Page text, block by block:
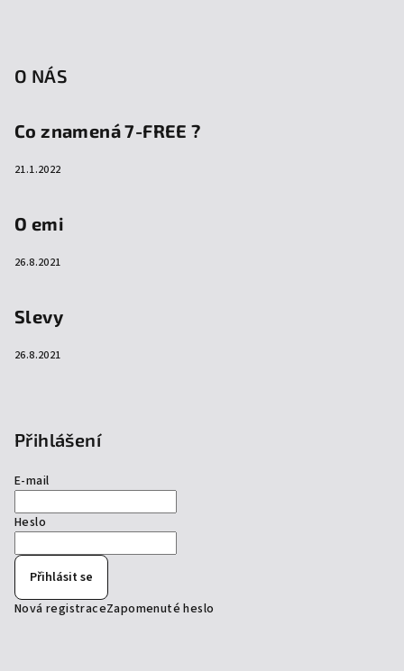
O NÁS
Co znamená 7-FREE ?
21.1.2022
O emi
26.8.2021
Slevy
26.8.2021
Přihlášení
E-mail
Heslo
Přihlásit se
Nová registraceZapomenuté heslo